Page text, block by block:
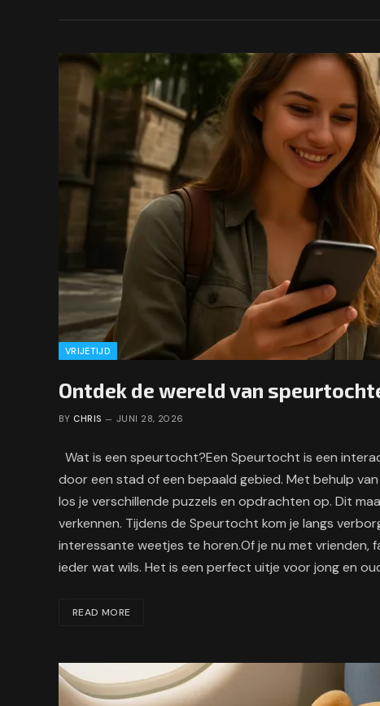
VRIJETIJD
Ontdek de wereld van
BY CHRIS JUNI 28, 2026
Wat is een speurtocht?Een Speurtocht is een
door een stad of een bepaald gebied. Met behulp
los je verschillende puzzels en opdrachten op. Dit
verkennen. Tijdens de Speurtocht kom je langs
interessante weetjes te horen.Of je nu met vrienden,
ieder wat wils. Het is een perfect uitje voor jong en
READ MORE